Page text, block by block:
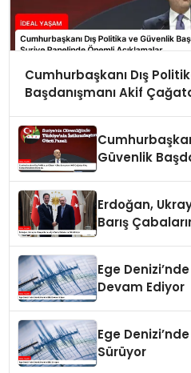
Cumhurbaşkanı Dış
Başdanışmanı Akif
Güvenlik
Erdoğan,
Barış
Ege
Devam Ediyor
Ege
Sürüyor